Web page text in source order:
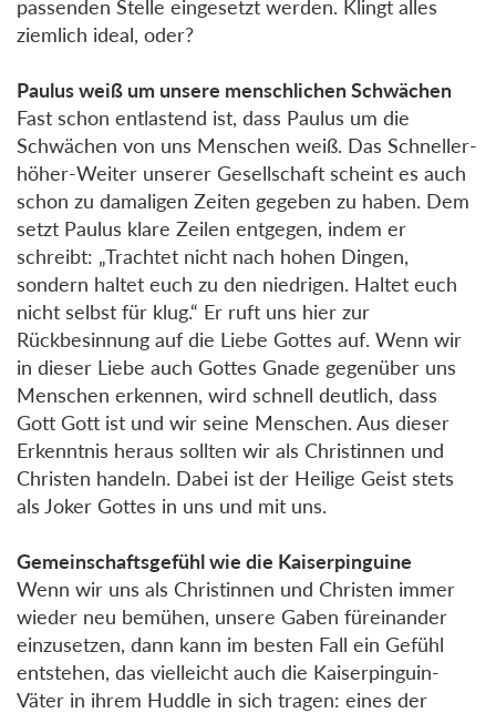
passenden Stelle eingesetzt werden. Klingt alles
ziemlich ideal, oder?
Paulus weiß um unsere menschlichen Schwächen
Fast schon entlastend ist, dass Paulus um die
Schwächen von uns Menschen weiß. Das Schneller-
höher-Weiter unserer Gesellschaft scheint es auch
schon zu damaligen Zeiten gegeben zu haben. Dem
setzt Paulus klare Zeilen entgegen, indem er
schreibt: „Trachtet nicht nach hohen Dingen,
sondern haltet euch zu den niedrigen. Haltet euch
nicht selbst für klug.“ Er ruft uns hier zur
Rückbesinnung auf die Liebe Gottes auf. Wenn wir
in dieser Liebe auch Gottes Gnade gegenüber uns
Menschen erkennen, wird schnell deutlich, dass
Gott Gott ist und wir seine Menschen. Aus dieser
Erkenntnis heraus sollten wir als Christinnen und
Christen handeln. Dabei ist der Heilige Geist stets
als Joker Gottes in uns und mit uns.
Gemeinschaftsgefühl wie die Kaiserpinguine
Wenn wir uns als Christinnen und Christen immer
wieder neu bemühen, unsere Gaben füreinander
einzusetzen, dann kann im besten Fall ein Gefühl
entstehen, das vielleicht auch die Kaiserpinguin-
Väter in ihrem Huddle in sich tragen: eines der